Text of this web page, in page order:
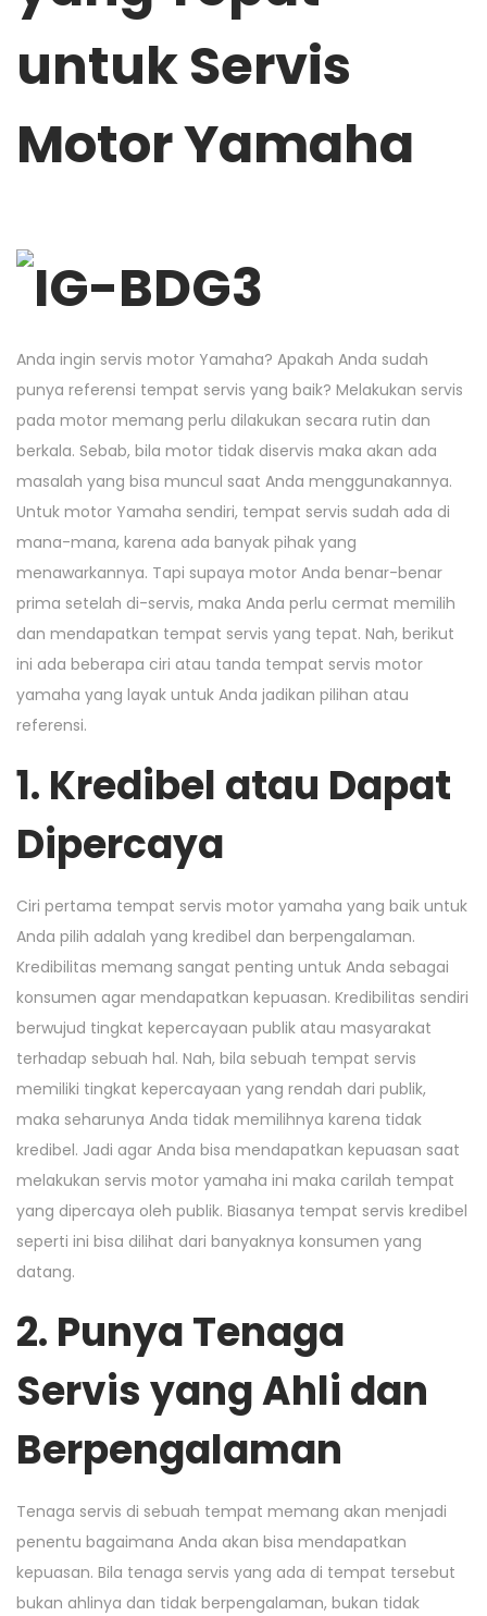
n
untuk Servis
Motor Yamaha
Anda ingin servis motor Yamaha? Apakah Anda sudah
punya referensi tempat servis yang baik? Melakukan servis
pada motor memang perlu dilakukan secara rutin dan
berkala. Sebab, bila motor tidak diservis maka akan ada
masalah yang bisa muncul saat Anda menggunakannya.
Untuk motor Yamaha sendiri, tempat servis sudah ada di
mana-mana, karena ada banyak pihak yang
menawarkannya. Tapi supaya motor Anda benar-benar
prima setelah di-servis, maka Anda perlu cermat memilih
dan mendapatkan tempat servis yang tepat. Nah, berikut
ini ada beberapa ciri atau tanda tempat servis motor
yamaha yang layak untuk Anda jadikan pilihan atau
referensi.
1. Kredibel atau Dapat
Dipercaya
Ciri pertama tempat servis motor yamaha yang baik untuk
Anda pilih adalah yang kredibel dan berpengalaman.
Kredibilitas memang sangat penting untuk Anda sebagai
konsumen agar mendapatkan kepuasan. Kredibilitas sendiri
berwujud tingkat kepercayaan publik atau masyarakat
terhadap sebuah hal. Nah, bila sebuah tempat servis
memiliki tingkat kepercayaan yang rendah dari publik,
maka seharunya Anda tidak memilihnya karena tidak
kredibel. Jadi agar Anda bisa mendapatkan kepuasan saat
melakukan servis motor yamaha ini maka carilah tempat
yang dipercaya oleh publik. Biasanya tempat servis kredibel
seperti ini bisa dilihat dari banyaknya konsumen yang
datang.
2. Punya Tenaga
Servis yang Ahli dan
Berpengalaman
Tenaga servis di sebuah tempat memang akan menjadi
penentu bagaimana Anda akan bisa mendapatkan
kepuasan. Bila tenaga servis yang ada di tempat tersebut
bukan ahlinya dan tidak berpengalaman, bukan tidak